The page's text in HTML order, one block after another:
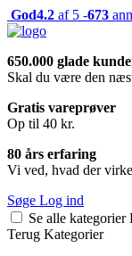
God4.2 af 5 -673
650.000 glade
Skal du være den
Gratis vareprøver
Op til 40 kr.
80 års erfaring
Vi ved, hvad der
Søge Log ind
Se alle kategorier
Terug Kategorier